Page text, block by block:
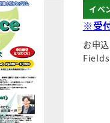
イベ
※受
お申